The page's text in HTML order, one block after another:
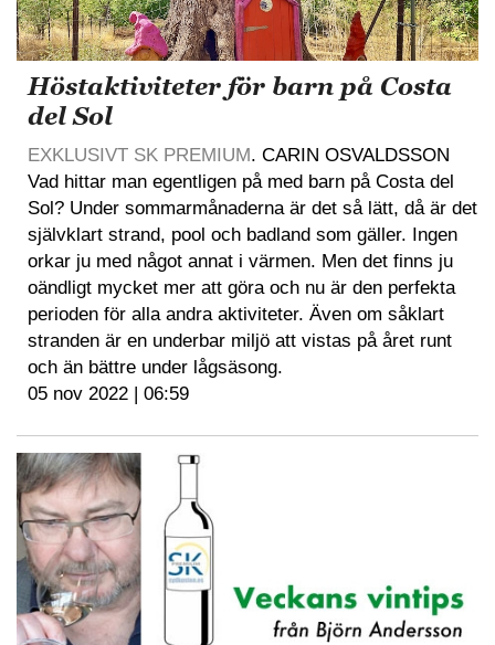
Höstaktiviteter för barn på Costa
del Sol
EXKLUSIVT SK PREMIUM. CARIN OSVALDSSON
Vad hittar man egentligen på med barn på Costa del
Sol? Under sommarmånaderna är det så lätt, då är det
självklart strand, pool och badland som gäller. Ingen
orkar ju med något annat i värmen. Men det finns ju
oändligt mycket mer att göra och nu är den perfekta
perioden för alla andra aktiviteter. Även om såklart
stranden är en underbar miljö att vistas på året runt
och än bättre under lågsäsong.
05 nov 2022 | 06:59